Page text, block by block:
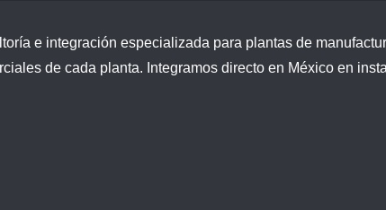
e integración especializada para plantas de
de cada planta. Integramos directo en México en